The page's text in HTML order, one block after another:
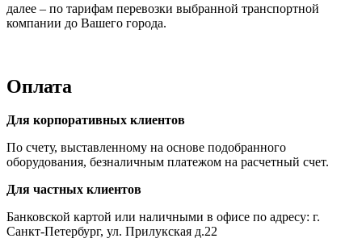
далее – по тарифам перевозки выбранной транспортной
компании до Вашего города.
Оплата
Для корпоративных клиентов
По счету, выставленному на основе подобранного
оборудования, безналичным платежом на расчетный счет.
Для частных клиентов
Банковской картой или наличными в офисе по адресу: г.
Санкт-Петербург, ул. Прилукская д.22